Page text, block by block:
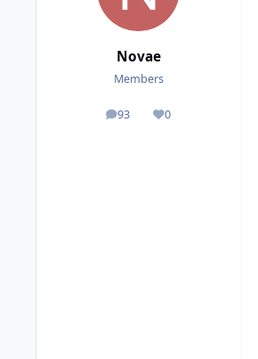
Novae
Members
93
posts 0
Reputation